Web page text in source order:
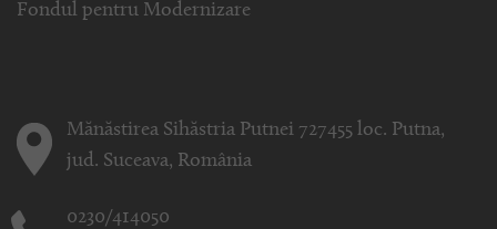
Fondul pentru Modernizare
Mănăstirea Sihăstria Putnei 727455 loc. Putna,
jud. Suceava, România
0230/414050